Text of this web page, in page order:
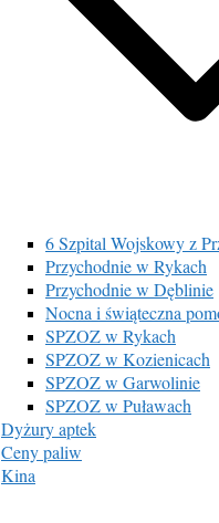
6 Szpital Wojskowy z
Przychodnie w Rykach
Przychodnie w Dęblinie
Nocna i świąteczna
SPZOZ w Rykach
SPZOZ w Kozienicach
SPZOZ w Garwolinie
SPZOZ w Puławach
Dyżury aptek
Ceny paliw
Kina